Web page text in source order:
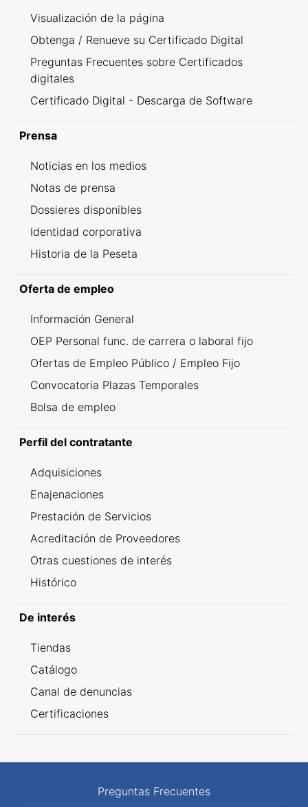
Visualización de la página
Obtenga / Renueve su Certificado Digital
Preguntas Frecuentes sobre Certificados
digitales
Certificado Digital - Descarga de Software
Prensa
Noticias en los medios
Notas de prensa
Dossieres disponibles
Identidad corporativa
Historia de la Peseta
Oferta de empleo
Información General
OEP Personal func. de carrera o laboral fijo
Ofertas de Empleo Público / Empleo Fijo
Convocatoria Plazas Temporales
Bolsa de empleo
Perfil del contratante
Adquisiciones
Enajenaciones
Prestación de Servicios
Acreditación de Proveedores
Otras cuestiones de interés
Histórico
De interés
Tiendas
Catálogo
Canal de denuncias
Certificaciones
Preguntas Frecuentes